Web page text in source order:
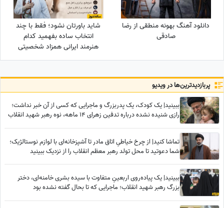
دانلود آهنگ بهونه منطقی از رضا
صادقی
شاید باورتان نشود؛ فقط با چند
انتخاب ساده بفهمید کدام
هنرمند ایرانی همزاد شخصیتی
شماست! از شوخ‌طبعی نعیمه
شهاب حسینی؛ شما شبیه
پربازدید‌ترین‌ها در ویدیو
ببینید| یک کودک، یک پدربزرگ و ماجرایی که کسی از آن خبر نداشت؛
رازی شنیده نشده درباره تدفین زهرای 14 ماهه، نوه رهبر شهید انقلاب
تماشا کنید| از چرخ خیاطیِ اتاق مادر تا آشپزخانه‌ای با لوازم نوستالژیک؛
شما دعوتید تا محل تولد رهبر معظم انقلاب را از نزدیک ببینید
ببینید| یک پیاده‌روی اربعینِ متفاوت با سیده بشری خامنه‌ای، دختر
بزرگ رهبر شهید انقلاب؛ ماجرایی که تا بحال گفته نشده بود